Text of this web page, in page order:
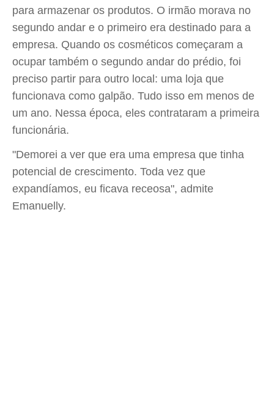
para armazenar os produtos. O irmão morava no
segundo andar e o primeiro era destinado para a
empresa. Quando os cosméticos começaram a
ocupar também o segundo andar do prédio, foi
preciso partir para outro local: uma loja que
funcionava como galpão. Tudo isso em menos de
um ano. Nessa época, eles contrataram a primeira
funcionária.
"Demorei a ver que era uma empresa que tinha
potencial de crescimento. Toda vez que
expandíamos, eu ficava receosa", admite
Emanuelly.